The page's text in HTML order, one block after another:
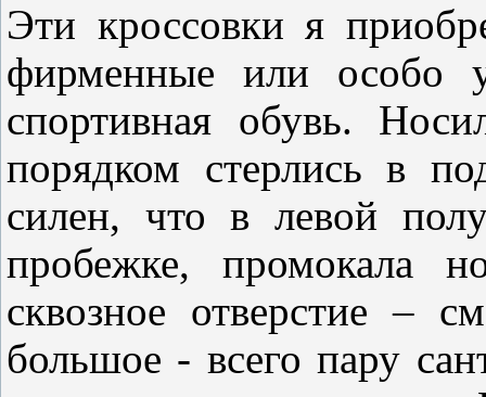
Эти кроссовки я
фирменные или особо
спортивная обувь.
порядком стерлись в
силен, что в левой
пробежке, промокала
сквозное отверстие –
большое - всего пару